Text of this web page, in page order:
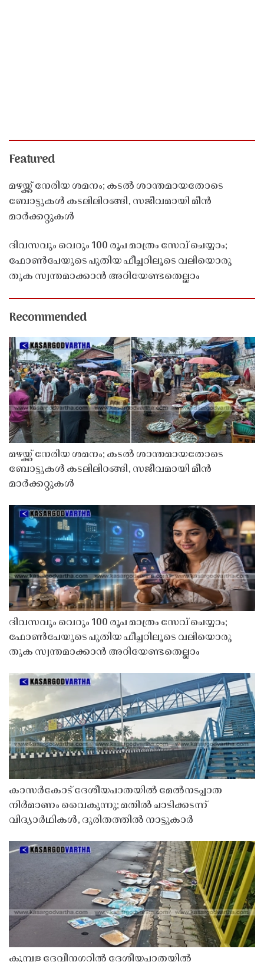
Featured
മഴയ്ക്ക് നേരിയ ശമനം; കടൽ ശാന്തമായതോടെ
ബോട്ടുകൾ കടലിലിറങ്ങി, സജീവമായി മീൻ
മാർക്കറ്റുകൾ
ദിവസവും വെറും 100 രൂപ മാത്രം സേവ് ചെയ്യാം;
ഫോൺപേയുടെ പുതിയ ഫീച്ചറിലൂടെ വലിയൊരു
തുക സ്വന്തമാക്കാൻ അറിയേണ്ടതെല്ലാം
Recommended
മഴയ്ക്ക് നേരിയ ശമനം; കടൽ ശാന്തമായതോടെ
ബോട്ടുകൾ കടലിലിറങ്ങി, സജീവമായി മീൻ
മാർക്കറ്റുകൾ
ദിവസവും വെറും 100 രൂപ മാത്രം സേവ് ചെയ്യാം;
ഫോൺപേയുടെ പുതിയ ഫീച്ചറിലൂടെ വലിയൊരു
തുക സ്വന്തമാക്കാൻ അറിയേണ്ടതെല്ലാം
കാസർകോട് ദേശീയപാതയിൽ മേൽനടപ്പാത
നിർമാണം വൈകുന്നു; മതിൽ ചാടിക്കടന്ന്
വിദ്യാർഥികൾ, ദുരിതത്തിൽ നാട്ടുകാർ
കുമ്പള ദേവീനഗറിൽ ദേശീയപാതയിൽ